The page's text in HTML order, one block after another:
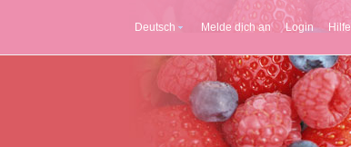
Deutsch Melde dich an Login Hilfe